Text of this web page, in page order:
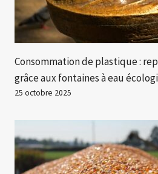
Consommation de plastique :
grâce aux fontaines à eau
25 octobre 2025